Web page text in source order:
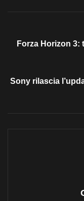
Forza Horizon
Sony rilascia